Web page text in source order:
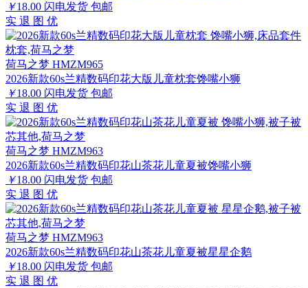
￥18.00 闪电发货 包邮
实 退 图 优
荷马之梦 HMZM965
2026新款60s兰精数码印花大版儿童枕套馋嘴小狮
￥18.00 闪电发货 包邮
实 退 图 优
荷马之梦 HMZM963
2026新款60s兰精数码印花山茶花儿童夏被馋嘴小狮
￥18.00 闪电发货 包邮
实 退 图 优
荷马之梦 HMZM963
2026新款60s兰精数码印花山茶花儿童夏被星星企鹅
￥18.00 闪电发货 包邮
实 退 图 优